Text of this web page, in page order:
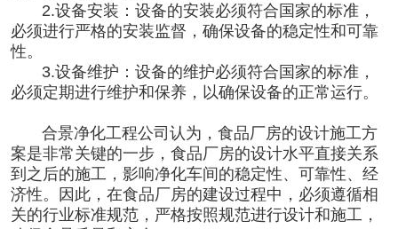
2.设备安装： 设备的安装必须符合国家的标准，
必须进行严格的安装监督，确保设备的稳定性和可靠
性。
3.设备维护： 设备的维护必须符合国家的标准，
必须定期进行维护和保养，以确保设备的正常运行。
合景净化工程公司 认为， 食品厂房的设计施工方
案是非常关键的一步，食品厂房的设计水平直接关系
到之后的施工，影响净化车间的稳定性、可靠性、经
济性。因此，在食品厂房的建设过程中，必须遵循相
关的行业标准规范，严格按照规范进行设计和施工，